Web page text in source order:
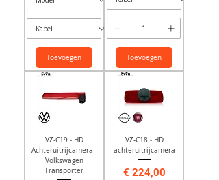
Toevoegen Toevoegen
VZ-C19 - HD
Achteruitrijcamera -
Volkswagen
Transporter
VZ-C18 - HD
achteruitrijcamera
Prijs
€ 224,00